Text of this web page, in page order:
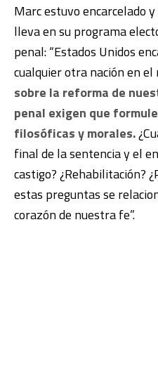
Marc estuvo encarcelado
lleva en su programa
penal: “Estados Unidos
cualquier otra nación en el
sobre la reforma de
penal exigen que
filosóficas y morales.
final de la sentencia y el
castigo? ¿Rehabilitación?
estas preguntas se
corazón de nuestra fe”.